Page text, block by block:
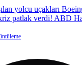
yolcu uçakları
patlak verdi! ABD